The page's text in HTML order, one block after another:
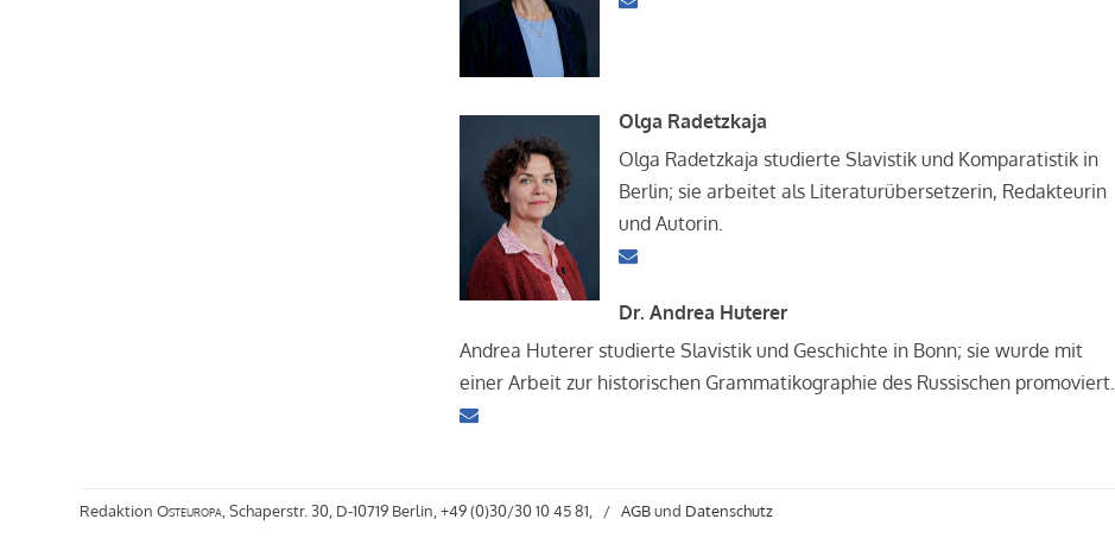
Olga Radetzkaja
Olga Radetzkaja studierte Slavistik und Komparatistik in
Berlin; sie arbeitet als Literaturübersetzerin, Redakteurin
und Autorin.
Dr. Andrea Huterer
Andrea Huterer studierte Slavistik und Geschichte in Bonn; sie wurde mit
einer Arbeit zur historischen Grammatikographie des Russischen promoviert.
RedaktionOsteuropa , Schaperstr. 30, D-10719 Berlin, +49 (0)30/30 10 45 81, /AGBund Datenschutz